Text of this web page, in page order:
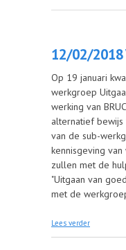
12/02/2018
Op 19 januari
werkgroep
werking van
alternatief
van de sub-
kennisgeving
zullen met de
"Uitgaan van
met de
Lees verder